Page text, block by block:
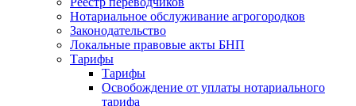
Нотариальное обслуживание агрогородков
Законодательство
Локальные правовые акты БНП
Тарифы
Тарифы
Освобождение от уплаты нотариального
тарифа